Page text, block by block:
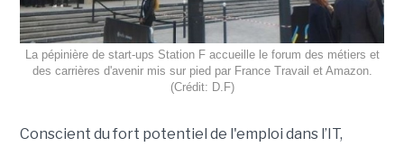
La pépinière de start-ups Station F accueille le forum des métiers et
des carrières d'avenir mis sur pied par France Travail et Amazon.
(Crédit: D.F)
Conscient du fort potentiel de l'emploi dans l’IT,